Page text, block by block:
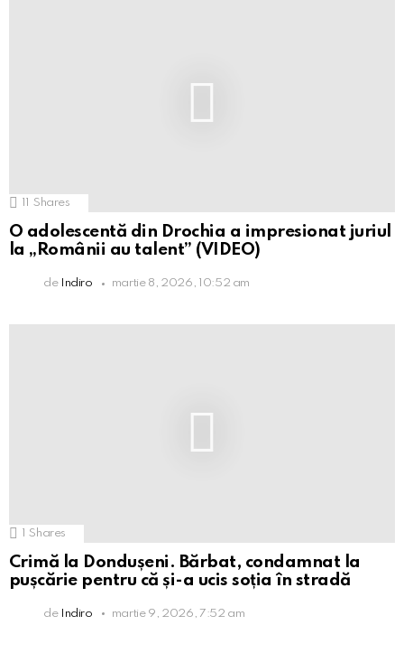
Shares
O adolescentă din Drochia a impresionat juriul
la „Românii au talent” (VIDEO)
de Indiro martie 8, 2026, 10:52 am
1 Shares
Crimă la Dondușeni. Bărbat, condamnat la
pușcărie pentru că și-a ucis soția în stradă
de Indiro martie 9, 2026, 7:52 am